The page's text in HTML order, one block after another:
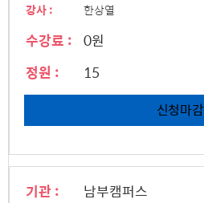
강사 : 한상열
수강료 : 0원
정원 :
15
신청마감
기관 :
남부캠퍼스